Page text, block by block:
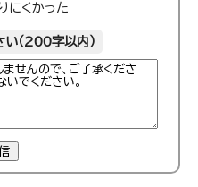
にくかった
（200字以内）